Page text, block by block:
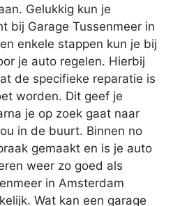
Gelukkig kun je
bij Garage Tussenmeer in
enkele stappen kun je bij
je auto regelen. Hierbij
de specifieke reparatie is
worden. Dit geef je
je op zoek gaat naar
in de buurt. Binnen no
gemaakt en is je auto
weer zo goed als
in Amsterdam
Wat kan een garage